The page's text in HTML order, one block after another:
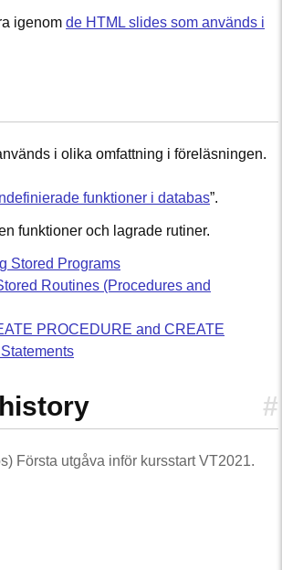
igenomde HTML slides som används i
i olika omfattning i föreläsningen.
funktioner i databas”.
funktioner och lagrade rutiner.
Stored Programs
Routines (Procedures and
PROCEDURE and CREATE
#
Första utgåva inför kursstart VT2021.